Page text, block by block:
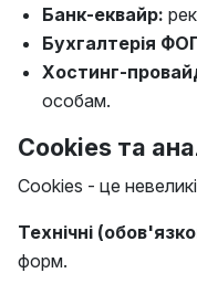
Банк-еквайр:
Бухгалтерія
Хостинг-
особам.
Cookies та
Cookies - це
Технічні
форм.